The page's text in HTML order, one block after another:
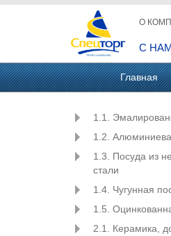
О
С
Главная
1.1.
1.2.
1.3. Посуда из
стали
1.4. Чугунная
1.5.
2.1. Керамика,